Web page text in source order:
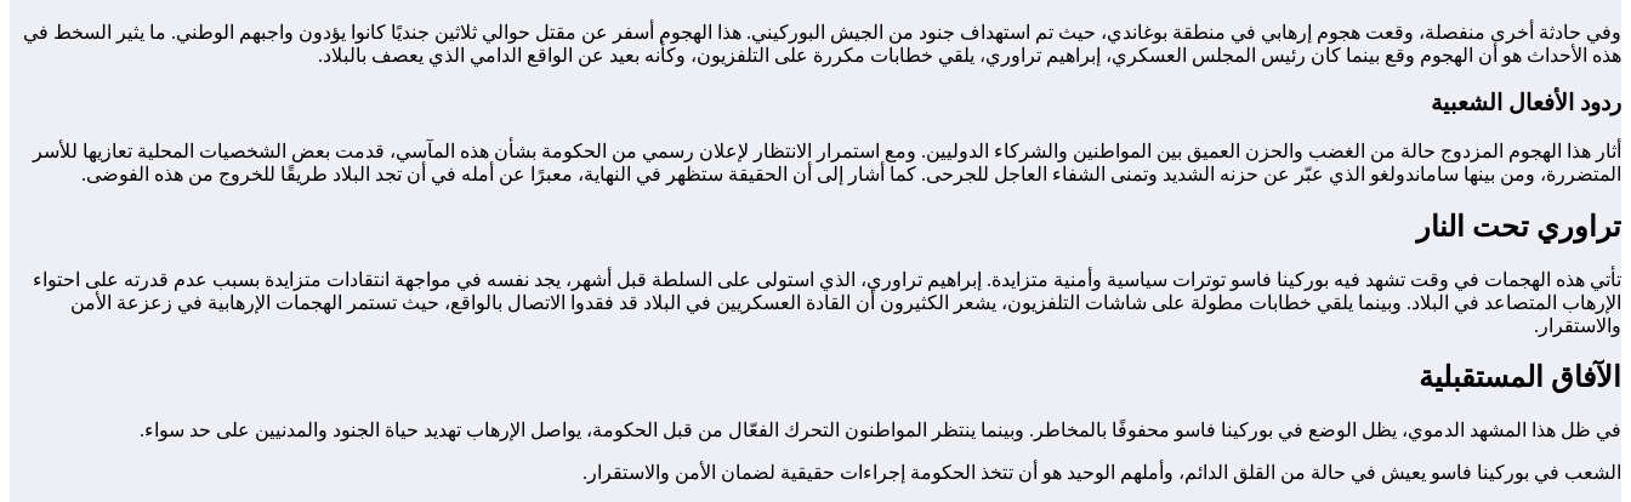
وفي حادثة أخرى منفصلة، وقعت هجوم إرهابي في منطقة بوغاندي، حيث تم استهداف جنود من الجيش البوركيني. هذا الهجوم أسفر عن مقتل حوالي ثلاثين جنديًا كانوا يؤدون واجبهم الوطني. ما يثير السخط في
هذه الأحداث هو أن الهجوم وقع بينما كان رئيس المجلس العسكري، إبراهيم تراوري، يلقي خطابات مكررة على التلفزيون، وكأنه بعيد عن الواقع الدامي الذي يعصف بالبلاد.
ردود الأفعال الشعبية
أثار هذا الهجوم المزدوج حالة من الغضب والحزن العميق بين المواطنين والشركاء الدوليين. ومع استمرار الانتظار لإعلان رسمي من الحكومة بشأن هذه المآسي، قدمت بعض الشخصيات المحلية تعازيها للأسر
المتضررة، ومن بينها ساماندولغو الذي عبّر عن حزنه الشديد وتمنى الشفاء العاجل للجرحى. كما أشار إلى أن الحقيقة ستظهر في النهاية، معبرًا عن أمله في أن تجد البلاد طريقًا للخروج من هذه الفوضى.
تراوري تحت النار
تأتي هذه الهجمات في وقت تشهد فيه بوركينا فاسو توترات سياسية وأمنية متزايدة. إبراهيم تراوري، الذي استولى على السلطة قبل أشهر، يجد نفسه في مواجهة انتقادات متزايدة بسبب عدم قدرته على احتواء
الإرهاب المتصاعد في البلاد. وبينما يلقي خطابات مطولة على شاشات التلفزيون، يشعر الكثيرون أن القادة العسكريين في البلاد قد فقدوا الاتصال بالواقع، حيث تستمر الهجمات الإرهابية في زعزعة الأمن
والاستقرار.
الآفاق المستقبلية
في ظل هذا المشهد الدموي، يظل الوضع في بوركينا فاسو محفوفًا بالمخاطر. وبينما ينتظر المواطنون التحرك الفعّال من قبل الحكومة، يواصل الإرهاب تهديد حياة الجنود والمدنيين على حد سواء.
الشعب في بوركينا فاسو يعيش في حالة من القلق الدائم، وأملهم الوحيد هو أن تتخذ الحكومة إجراءات حقيقية لضمان الأمن والاستقرار.